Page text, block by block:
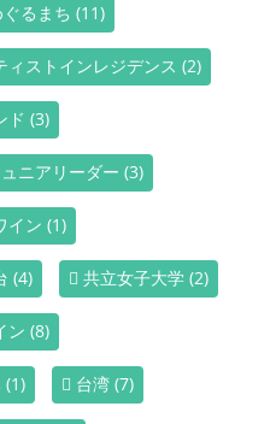
るまち (11)
ィストインレジデンス (2)
ド (3)
ニアリーダー (3)
イン (1)
(4) 共立女子大学 (2)
ン (8)
(1) 台湾 (7)